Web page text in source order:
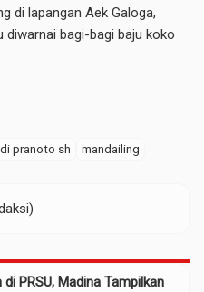
di lapangan Aek Galoga,
diwarnai bagi-bagi baju koko
pranoto sh
mandailing
di PRSU, Madina Tampilkan